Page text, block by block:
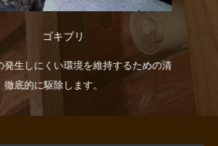
ゴキブリ
発生しにくい環境を維持するための清
底的に駆除します。